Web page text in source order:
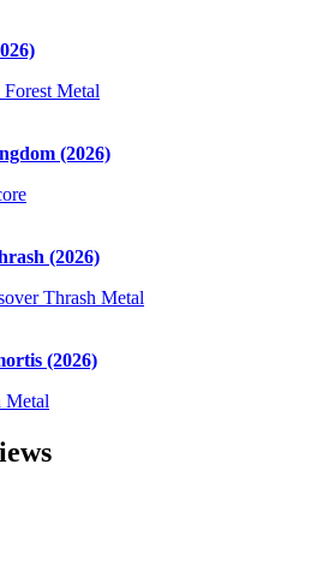
Metal
(2026)
(2026)
Thrash Metal
(2026)
Metal